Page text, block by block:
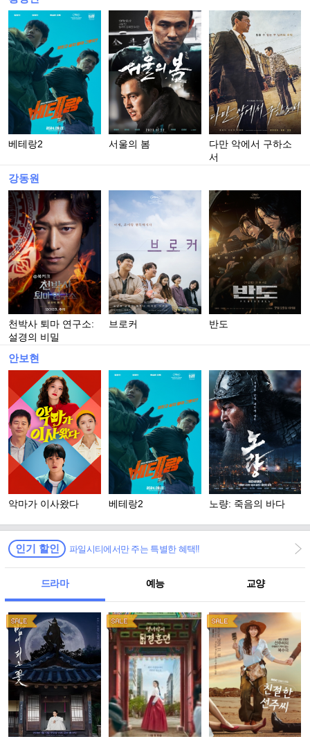
베테랑2 서울의 봄
다만 악에서 구하소
서
강동원
천박사 퇴마 연구소:
설경의 비밀
브로커 반도
안보현
악마가 이사왔다 베테랑2 노량: 죽음의 바다
인기 할인 파일시티에서만 주는 특별한 혜택!!
드라마 예능 교양